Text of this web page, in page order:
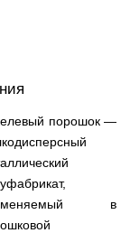
порошок —
в